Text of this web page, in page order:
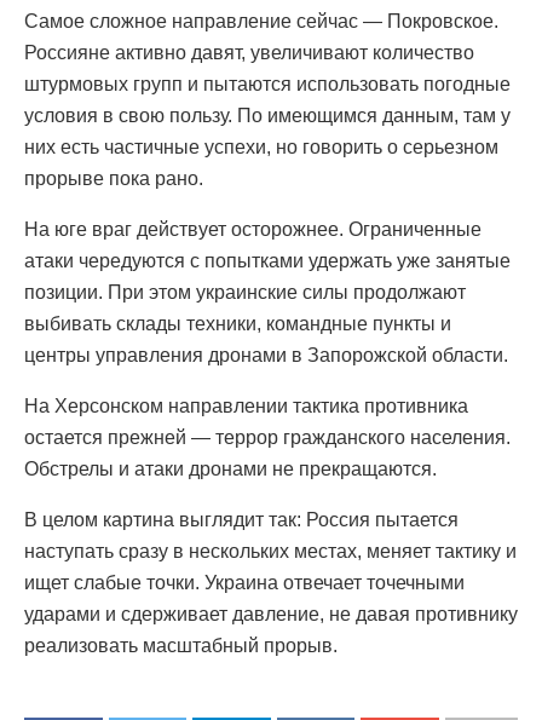
Самое сложное направление сейчас — Покровское.
Россияне активно давят, увеличивают количество
штурмовых групп и пытаются использовать погодные
условия в свою пользу. По имеющимся данным, там у
них есть частичные успехи, но говорить о серьезном
прорыве пока рано.
На юге враг действует осторожнее. Ограниченные
атаки чередуются с попытками удержать уже занятые
позиции. При этом украинские силы продолжают
выбивать склады техники, командные пункты и
центры управления дронами в Запорожской области.
На Херсонском направлении тактика противника
остается прежней — террор гражданского населения.
Обстрелы и атаки дронами не прекращаются.
В целом картина выглядит так: Россия пытается
наступать сразу в нескольких местах, меняет тактику и
ищет слабые точки. Украина отвечает точечными
ударами и сдерживает давление, не давая противнику
реализовать масштабный прорыв.